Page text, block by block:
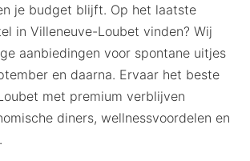
je budget blijft. Op het laatste
in Villeneuve-Loubet vinden? Wij
aanbiedingen voor spontane uitjes
en daarna. Ervaar het beste
met premium verblijven
diners, wellnessvoordelen en